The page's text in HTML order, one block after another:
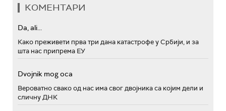
КОМЕНТАРИ
Da, ali...
Како преживети прва три дана катастрофе у Србији, и за
шта нас припрема ЕУ
Dvojnik mog oca
Вероватно свако од нас има свог двојника са којим дели и
сличну ДНК